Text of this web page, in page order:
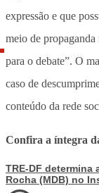
expressão e que
meio de
para o debate”. O
caso de
conteúdo da rede
Confira a íntegra
TRE-DF
Rocha (MDB) no